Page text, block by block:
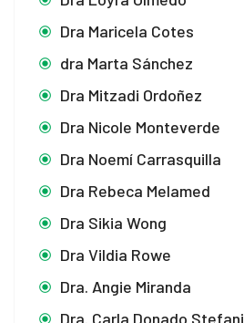
Dra Maricela Cotes
dra Marta Sánchez
Dra Mitzadi Ordoñez
Dra Nicole Monteverde
Dra Noemí Carrasquilla
Dra Rebeca Melamed
Dra Sikia Wong
Dra Vildia Rowe
Dra. Angie Miranda
Dra. Carla Donado Stefani